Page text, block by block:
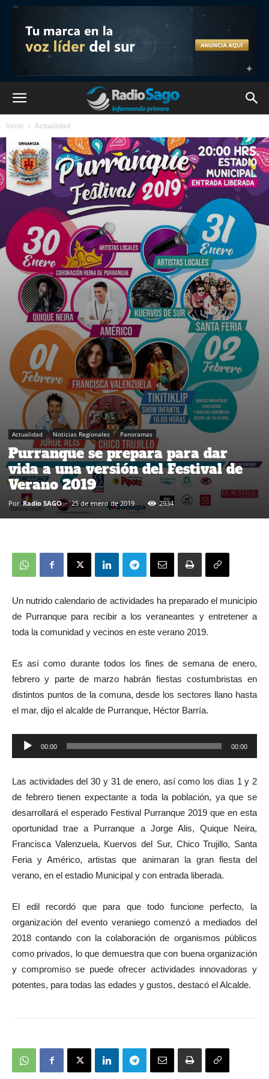
Inicio Actualidad
Actualidad Noticias Regionales Panoramas
Purranque se prepara para dar
vida a una versión del Festival de
Verano 2019
Por Radio SAGO - 25 de enero de 2019 2934
Un nutrido calendario de actividades ha preparado el municipio
de Purranque para recibir a los veraneantes y entretener a
toda la comunidad y vecinos en este verano 2019.
Es así como durante todos los fines de semana de enero,
febrero y parte de marzo habrán fiestas costumbristas en
distintos puntos de la comuna, desde los sectores llano hasta
el mar, dijo el alcalde de Purranque, Héctor Barría.
Reproductor
de
00:00 00:00
Las actividades del 30 y 31 de enero, así como los días 1 y 2
de febrero tienen expectante a toda la población, ya que se
desarrollará el esperado Festival Purranque 2019 que en esta
oportunidad trae a Purranque a Jorge Alis, Quique Neira,
Francisca Valenzuela, Kuervos del Sur, Chico Trujillo, Santa
Feria y Américo, artistas que animaran la gran fiesta del
verano, en el estadio Municipal y con entrada liberada.
El edil recordó que para que todo funcione perfecto, la
organización del evento veraniego comenzó a mediados del
2018 contando con la colaboración de organismos públicos
como privados, lo que demuestra que con buena organización
y compromiso se puede ofrecer actividades innovadoras y
potentes, para todas las edades y gustos, destacó el Alcalde.